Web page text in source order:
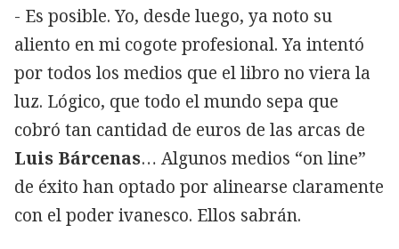
- Es posible. Yo, desde luego, ya noto su
aliento en mi cogote profesional. Ya intentó
por todos los medios que el libro no viera la
luz. Lógico, que todo el mundo sepa que
cobró tan cantidad de euros de las arcas de
Luis Bárcenas… Algunos medios “on line”
de éxito han optado por alinearse claramente
con el poder ivanesco. Ellos sabrán.